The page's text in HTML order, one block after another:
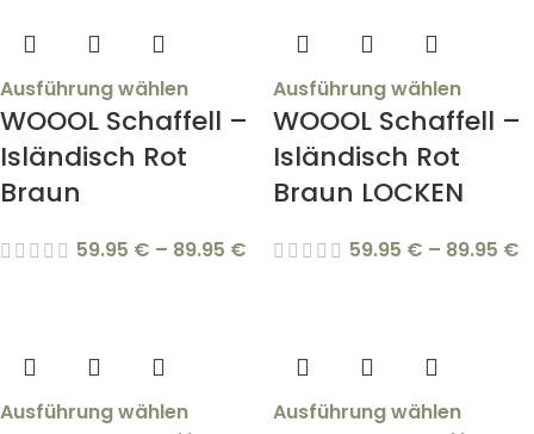
Ausführung wählen
WOOOL Schaffell –
Isländisch Rot
Braun
59.95 € – 89.95 €
Ausführung wählen
WOOOL Schaffell –
Isländisch Rot
Braun LOCKEN
59.95 € – 89.95 €
Ausführung wählen Ausführung wählen